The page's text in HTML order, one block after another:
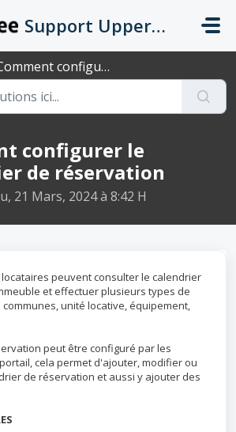
principal
Support UpperBee
configurer le calendrier de réservation
configurer le
de réservation
21 Mars, 2024 à 8:42 H
peuvent consulter le calendrier
et effectuer plusieurs types de
unité locative, équipement,
peut être configuré par les
cela permet d'ajouter, modifier ou
de réservation et aussi y ajouter des